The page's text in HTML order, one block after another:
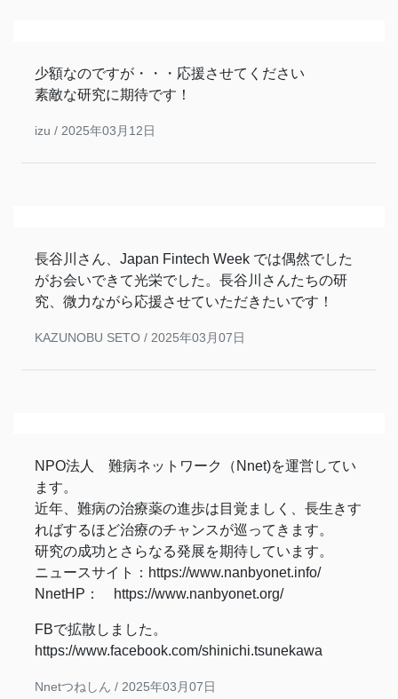
少額なのですが・・・応援させてください
素敵な研究に期待です！
izu / 2025年03月12日
長谷川さん、Japan Fintech Week では偶然でした
がお会いできて光栄でした。長谷川さんたちの研
究、微力ながら応援させていただきたいです！
KAZUNOBU SETO / 2025年03月07日
NPO法人 難病ネットワーク（Nnet)を運営してい
ます。
近年、難病の治療薬の進歩は目覚ましく、長生きす
ればするほど治療のチャンスが巡ってきます。
研究の成功とさらなる発展を期待しています。
ニュースサイト：https://www.nanbyonet.info/
NnetHP： https://www.nanbyonet.org/
FBで拡散しました。
https://www.facebook.com/shinichi.tsunekawa
Nnetつねしん / 2025年03月07日